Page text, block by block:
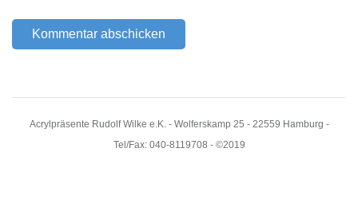
Kommentar abschicken
Acrylpräsente Rudolf Wilke e.K. - Wolferskamp 25 - 22559 Hamburg -
Tel/Fax: 040-8119708 - ©2019